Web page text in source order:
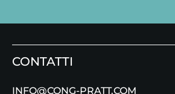
CONTATTI
INFO@CONG-PRATT.COM